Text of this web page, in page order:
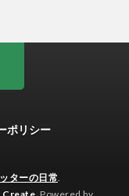
ポリシー
ターの日常.